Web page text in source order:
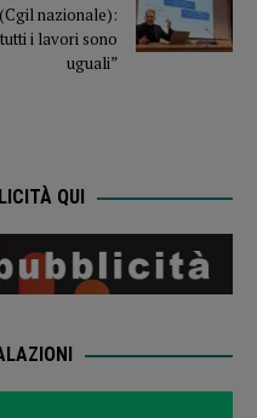
nazionale):
i lavori sono
uguali”
QUI